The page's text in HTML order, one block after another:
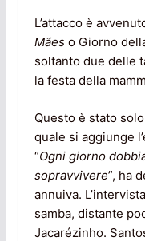
L’attacco è
Mãeso Giorno
soltanto due delle
la festa della
Questo è stato
quale si aggiunge
“Ogni giorno d
sopravvivere”, ha
annuiva.
samba, distante
Jacarézinho.